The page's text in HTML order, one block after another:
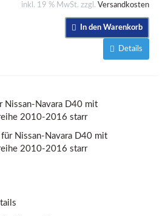
inkl. 19 % MwSt. zzgl. Versandkosten
In den Warenkorb
Details
Nissan-Navara D40 mit
2010-2016 starr